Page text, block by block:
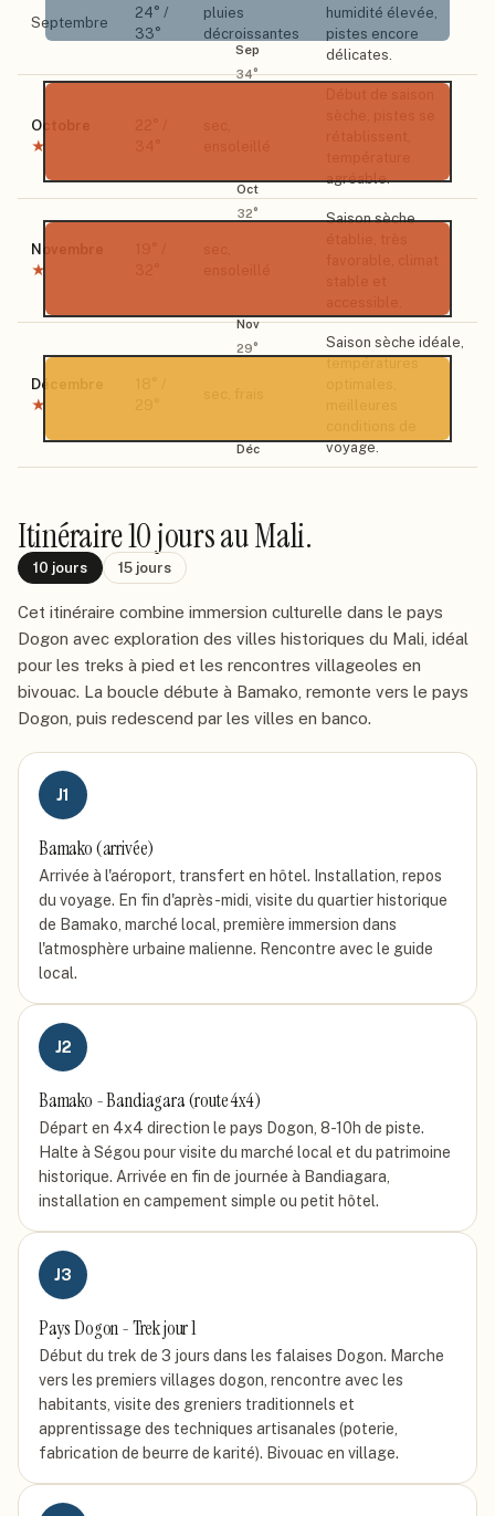
Sep
34°
Oct
32°
Nov
29°
Déc
Septembre
24° /
33°
pluies
décroissantes
humidité élevée,
pistes encore
délicates.
Octobre
★
agréable.
Novembre
★
Saison sèche
Décembre
★
Saison sèche idéale,
voyage.
Itinéraire10 joursau Mali.
10 jours 15 jours
Cet itinéraire combine immersion culturelle dans le pays
Dogon avec exploration des villes historiques du Mali, idéal
pour les treks à pied et les rencontres villageoles en
bivouac. La boucle débute à Bamako, remonte vers le pays
Dogon, puis redescend par les villes en banco.
J1
Bamako (arrivée)
Arrivée à l'aéroport, transfert en hôtel. Installation, repos
du voyage. En fin d'après-midi, visite du quartier historique
de Bamako, marché local, première immersion dans
l'atmosphère urbaine malienne. Rencontre avec le guide
local.
J2
Bamako - Bandiagara (route 4x4)
Départ en 4x4 direction le pays Dogon, 8-10h de piste.
Halte à Ségou pour visite du marché local et du patrimoine
historique. Arrivée en fin de journée à Bandiagara,
installation en campement simple ou petit hôtel.
J3
Pays Dogon - Trek jour 1
Début du trek de 3 jours dans les falaises Dogon. Marche
vers les premiers villages dogon, rencontre avec les
habitants, visite des greniers traditionnels et
apprentissage des techniques artisanales (poterie,
fabrication de beurre de karité). Bivouac en village.